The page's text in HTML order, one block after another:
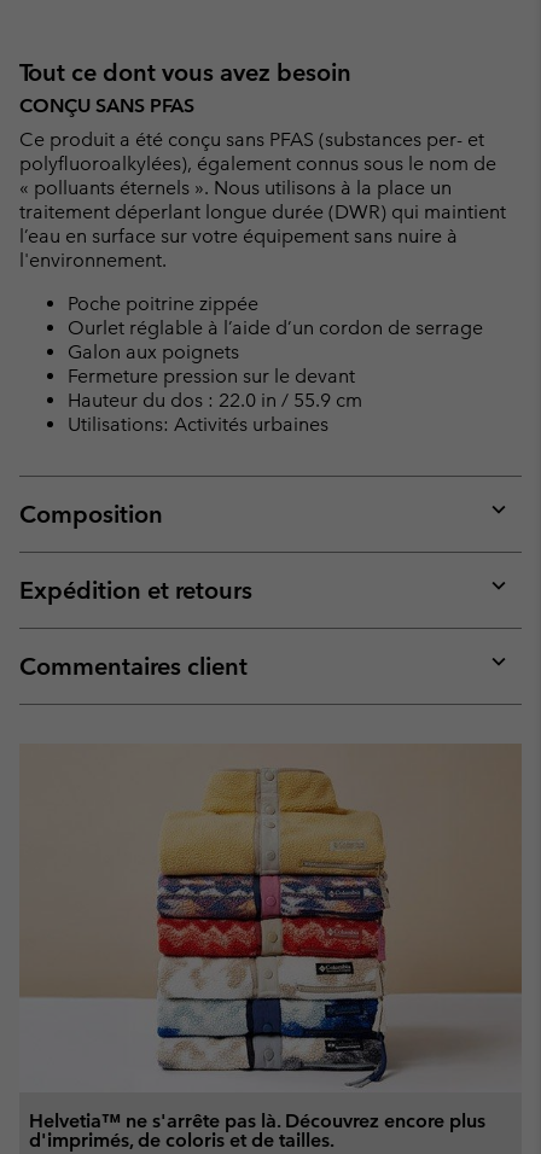
Tout ce dont vous avez besoin
CONÇU SANS PFAS
Ce produit a été conçu sans PFAS (substances per- et
polyfluoroalkylées), également connus sous le nom de
« polluants éternels ». Nous utilisons à la place un
traitement déperlant longue durée (DWR) qui maintient
l’eau en surface sur votre équipement sans nuire à
l'environnement.
Poche poitrine zippée
Ourlet réglable à l’aide d’un cordon de serrage
Galon aux poignets
Fermeture pression sur le devant
Hauteur du dos : 22.0 in / 55.9 cm
Utilisations: Activités urbaines
Composition
or
Expédition et retours
or
Commentaires client
or
Helvetia™ ne s'arrête pas là. Découvrez encore plus
d'imprimés, de coloris et de tailles.